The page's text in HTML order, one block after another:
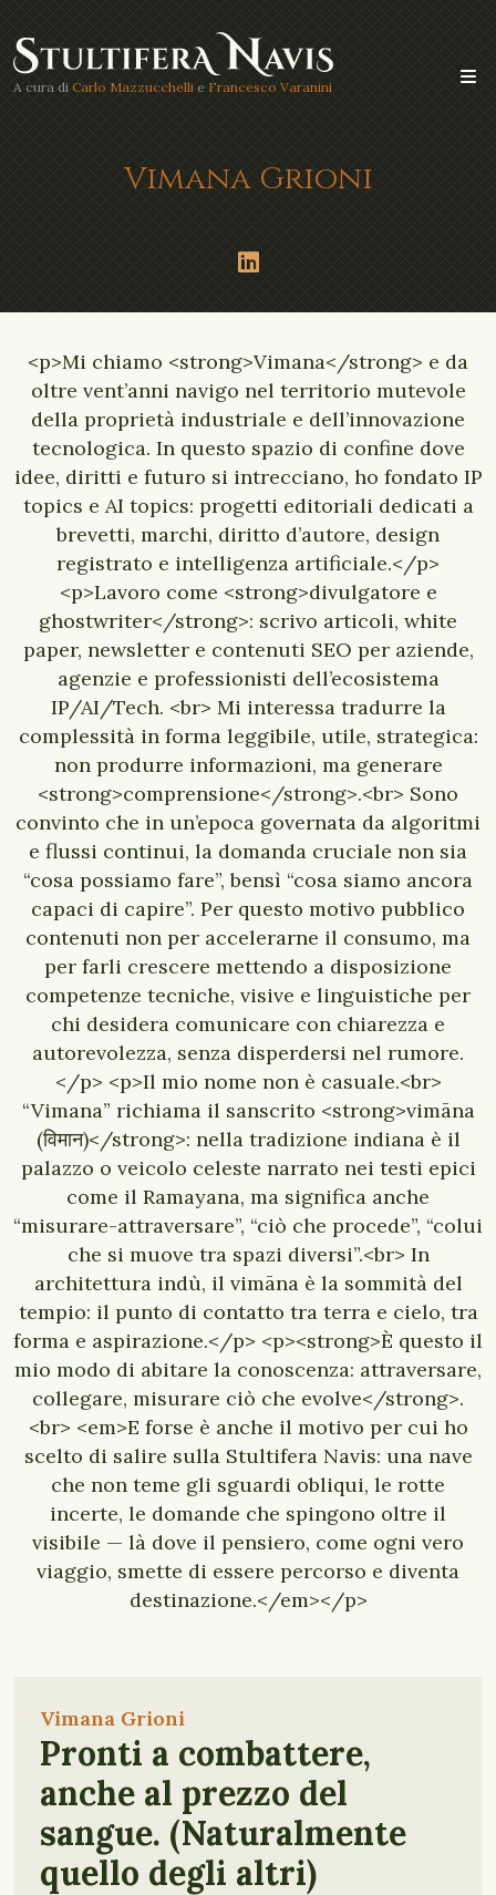
A cura di Carlo Mazzucchelli e Francesco Varanini
Vimana Grioni
<p>Mi chiamo <strong>Vimana</strong> e da
oltre vent’anni navigo nel territorio mutevole
della proprietà industriale e dell’innovazione
tecnologica. In questo spazio di confine dove
idee, diritti e futuro si intrecciano, ho fondato IP
topics e AI topics: progetti editoriali dedicati a
brevetti, marchi, diritto d’autore, design
registrato e intelligenza artificiale.</p>
<p>Lavoro come <strong>divulgatore e
ghostwriter</strong>: scrivo articoli, white
paper, newsletter e contenuti SEO per aziende,
agenzie e professionisti dell’ecosistema
IP/AI/Tech. <br> Mi interessa tradurre la
complessità in forma leggibile, utile, strategica:
non produrre informazioni, ma generare
<strong>comprensione</strong>.<br> Sono
convinto che in un’epoca governata da algoritmi
e flussi continui, la domanda cruciale non sia
“cosa possiamo fare”, bensì “cosa siamo ancora
capaci di capire”. Per questo motivo pubblico
contenuti non per accelerarne il consumo, ma
per farli crescere mettendo a disposizione
competenze tecniche, visive e linguistiche per
chi desidera comunicare con chiarezza e
autorevolezza, senza disperdersi nel rumore.
</p> <p>Il mio nome non è casuale.<br>
“Vimana” richiama il sanscrito <strong>vimāna
(विमान)</strong>: nella tradizione indiana è il
palazzo o veicolo celeste narrato nei testi epici
come il Ramayana, ma significa anche
“misurare-attraversare”, “ciò che procede”, “colui
che si muove tra spazi diversi”.<br> In
architettura indù, il vimāna è la sommità del
tempio: il punto di contatto tra terra e cielo, tra
forma e aspirazione.</p> <p><strong>È questo il
mio modo di abitare la conoscenza: attraversare,
collegare, misurare ciò che evolve</strong>.
<br> <em>E forse è anche il motivo per cui ho
scelto di salire sulla Stultifera Navis: una nave
che non teme gli sguardi obliqui, le rotte
incerte, le domande che spingono oltre il
visibile — là dove il pensiero, come ogni vero
viaggio, smette di essere percorso e diventa
destinazione.</em></p>
Vimana Grioni
Pronti a combattere,
anche al prezzo del
sangue. (Naturalmente
quello degli altri)